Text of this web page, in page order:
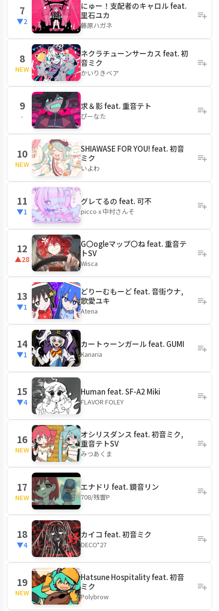
7
▼2
にゅー！支配者のキャロル feat.
里石ユカ
藤原ハガネ
8
NEW
ネクラチューンサーカス feat. 初
音ミク
かいりきベア
9
-
求＆影 feat. 重音テト
ぴーなた
10
NEW
SHIAWASE FOR YOU! feat. 初音
ミク
いよわ
11
▼1
グレてるの feat. 可不
picco x 中村さんそ
12
▲28
G〇ogleマップ〇ね feat. 重音テ
トSV
Wisca
13
▼1
どりーむもーど feat. 音街ウナ,
歌愛ユキ
Atena
14
▼1
カートゥーンガール feat. GUMI
Kanaria
15
▼4
Human feat. SF-A2 Miki
FLAVOR FOLEY
16
NEW
オシリスダンス feat. 初音ミク,
重音テトSV
みつあくま
17
NEW
エナドリ feat. 鏡音リン
708/残響P
18
▼4
カイコ feat. 初音ミク
DECO*27
19
NEW
Hatsune Hospitality feat. 初音
ミク
Polybrow